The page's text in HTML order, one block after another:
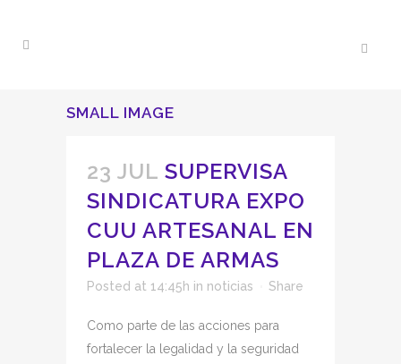
SMALL IMAGE
23 JUL SUPERVISA
SINDICATURA EXPO
CUU ARTESANAL EN
PLAZA DE ARMAS
Posted at 14:45h in noticias Share
Como parte de las acciones para
fortalecer la legalidad y la seguridad